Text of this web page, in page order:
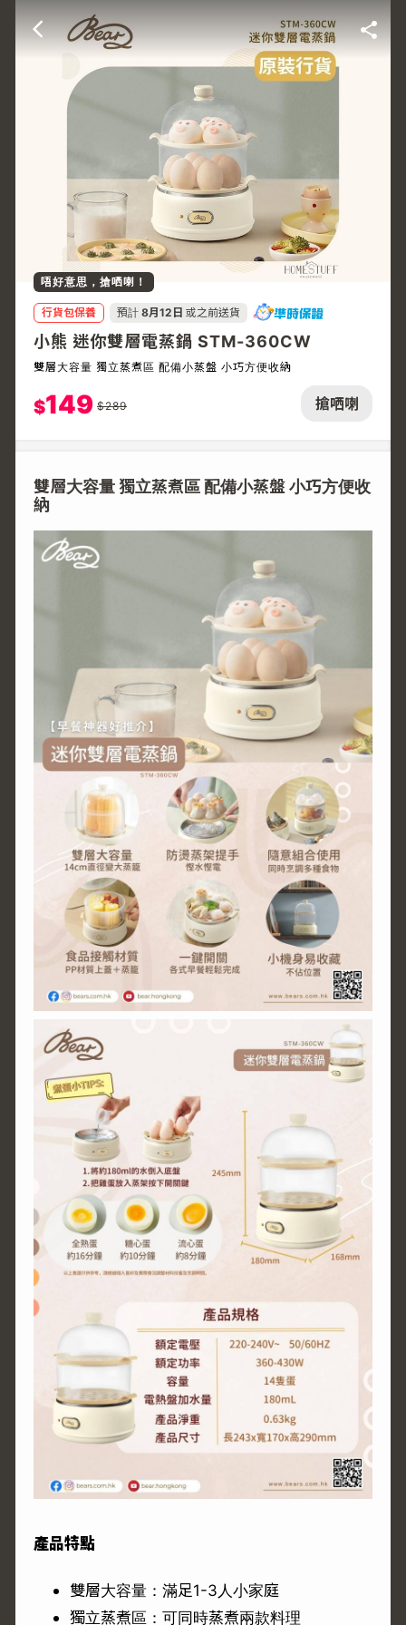
搶哂喇
唔好意思，搶哂喇！
行貨包保養 預計 8月12日 或之前送貨
小熊 迷你雙層電蒸鍋 STM-360CW
雙層大容量 獨立蒸煮區 配備小蒸盤 小巧方便收納
$149 $289
雙層大容量 獨立蒸煮區 配備小蒸盤 小巧方便收
納
產品特點
雙層大容量：滿足1-3人小家庭
獨立蒸煮區：可同時蒸煮兩款料理